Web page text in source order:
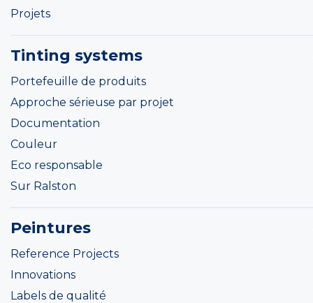
Projets
Tinting systems
Portefeuille de produits
Approche sérieuse par projet
Documentation
Couleur
Eco responsable
Sur Ralston
Peintures
Reference Projects
Innovations
Labels de qualité